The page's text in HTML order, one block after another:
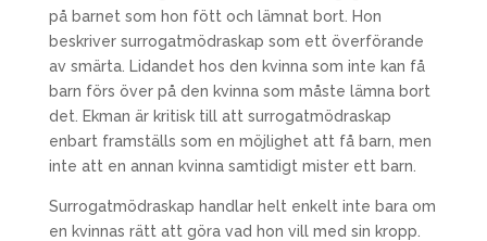
på barnet som hon fött och lämnat bort. Hon
beskriver surrogatmödraskap som ett överförande
av smärta. Lidandet hos den kvinna som inte kan få
barn förs över på den kvinna som måste lämna bort
det. Ekman är kritisk till att surrogatmödraskap
enbart framställs som en möjlighet att få barn, men
inte att en annan kvinna samtidigt mister ett barn.
Surrogatmödraskap handlar helt enkelt inte bara om
en kvinnas rätt att göra vad hon vill med sin kropp.